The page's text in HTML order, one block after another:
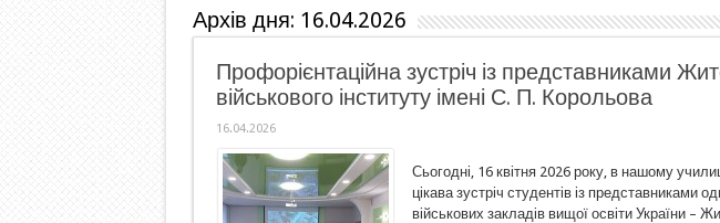
Архів дня: 16.04.2026
Профорієнтаційна зустріч із представниками
військового інституту імені С. П. Корольова
16.04.2026
Сьогодні, 16 квітня 2026 року, в нашому
цікава зустріч студентів із представниками
військових закладів вищої освіти України –